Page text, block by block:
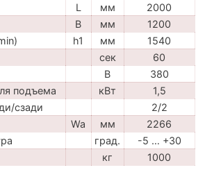
L мм
2000
B мм
1200
h1 мм
1540
сек
60
В
380
подъема
кВт
1,5
сзади
2/2
Wa мм
2266
град.
-5 … +30
кг 1000